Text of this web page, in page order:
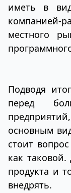
иметь в
местного
Подводя
перед
основным
стоит
как
продукта и
внедрять.